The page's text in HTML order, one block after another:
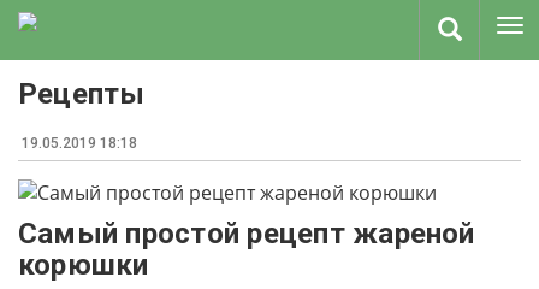
Рецепты
19.05.2019 18:18
Самый простой рецепт жареной
корюшки